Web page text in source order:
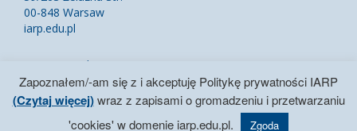
00-848 Warsaw
iarp.edu.pl
Kontakt
Mapa strony
Polityka prywatności
Zapoznałem/-am się z i akceptuję Politykę prywatności IARP
(Czytaj więcej)wraz z zapisami o gromadzeniu i przetwarzaniu
'cookies' w domenie iarp.edu.pl.
Zgoda